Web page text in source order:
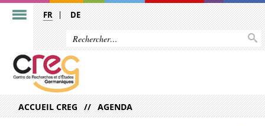
FR DE
ACCUEIL CREG AGENDA